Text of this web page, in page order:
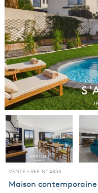
VENTE - REF. N° 4856
Maison contemporaine